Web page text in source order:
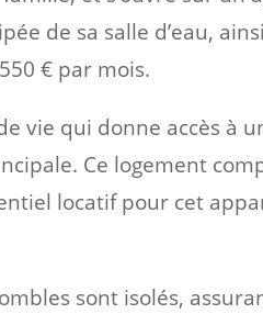
de sa salle d’eau,
€ par mois.
vie qui donne accès à
Ce logement
locatif pour cet
sont isolés,